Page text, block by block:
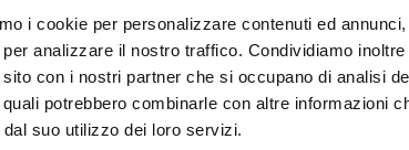
i cookie per personalizzare contenuti ed
per analizzare il nostro traffico. Condividiamo
con i nostri partner che si occupano di analisi
potrebbero combinarle con altre informazioni
suo utilizzo dei loro servizi.